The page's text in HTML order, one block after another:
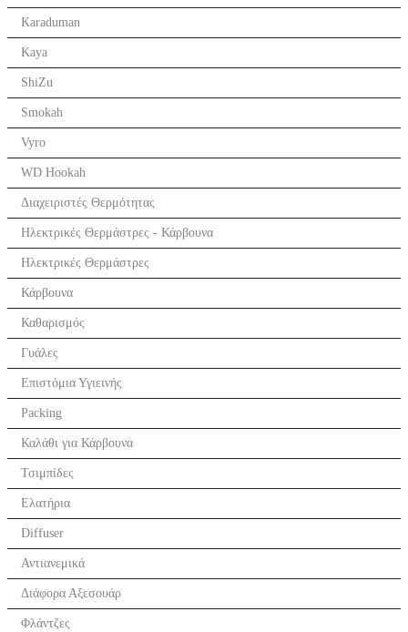
Karaduman
Kaya
ShiZu
Smokah
Vyro
WD Hookah
Διαχειριστές Θερμότητας
Ηλεκτρικές Θερμάστρες - Κάρβουνα
Ηλεκτρικές Θερμάστρες
Κάρβουνα
Καθαρισμός
Γυάλες
Επιστόμια Υγιεινής
Packing
Καλάθι για Κάρβουνα
Τσιμπίδες
Ελατήρια
Diffuser
Αντιανεμικά
Διάφορα Αξεσουάρ
Φλάντζες